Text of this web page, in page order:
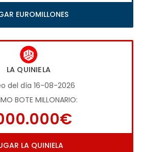
EUROMILLONES
LA QUINIELA
del día 16-08-2026
BOTE MILLONARIO:
LA QUINIELA